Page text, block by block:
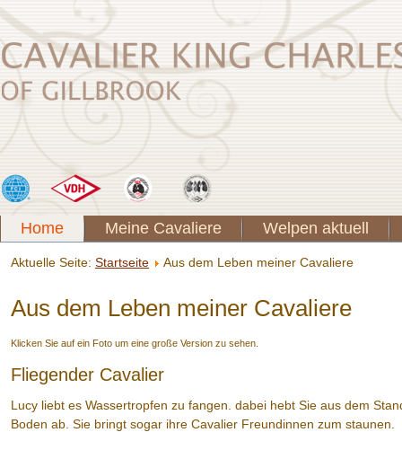
Home Meine Cavaliere Welpen aktuell
Aktuelle Seite: Startseite Aus dem Leben meiner Cavaliere
Aus dem Leben meiner Cavaliere
Klicken Sie auf ein Foto um eine große Version zu sehen.
Fliegender Cavalier
Lucy liebt es Wassertropfen zu fangen. dabei hebt Sie aus dem
Boden ab. Sie bringt sogar ihre Cavalier Freundinnen zum staunen.